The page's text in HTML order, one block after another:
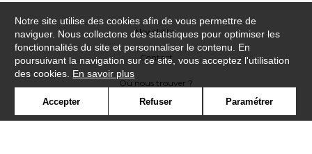
Newsletter
Contact
Où nous trouver ?
Notre site utilise des cookies afin de vous permettre de
naviguer. Nous collectons des statistiques pour optimiser les
fonctionnalités du site et personnaliser le contenu. En
poursuivant la navigation sur ce site, vous acceptez l'utilisation
des cookies. En savoir plus
Accepter Refuser Paramétrer